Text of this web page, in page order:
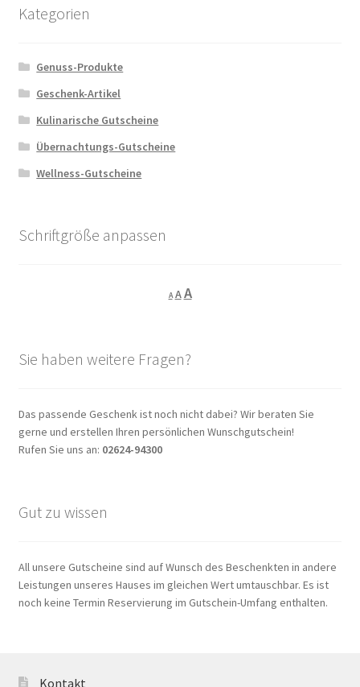
Kategorien
Genuss-Produkte
Geschenk-Artikel
Kulinarische Gutscheine
Übernachtungs-Gutscheine
Wellness-Gutscheine
Schriftgröße anpassen
A
Decrease
font
A Reset
AIncrease
Sie haben weitere Fragen?
Das passende Geschenk ist noch nicht dabei? Wir beraten Sie
gerne und erstellen Ihren persönlichen Wunschgutschein!
Rufen Sie uns an: 02624-94300
Gut zu wissen
All unsere Gutscheine sind auf Wunsch des Beschenkten in andere
Leistungen unseres Hauses im gleichen Wert umtauschbar. Es ist
noch keine Termin Reservierung im Gutschein-Umfang enthalten.
Kontakt